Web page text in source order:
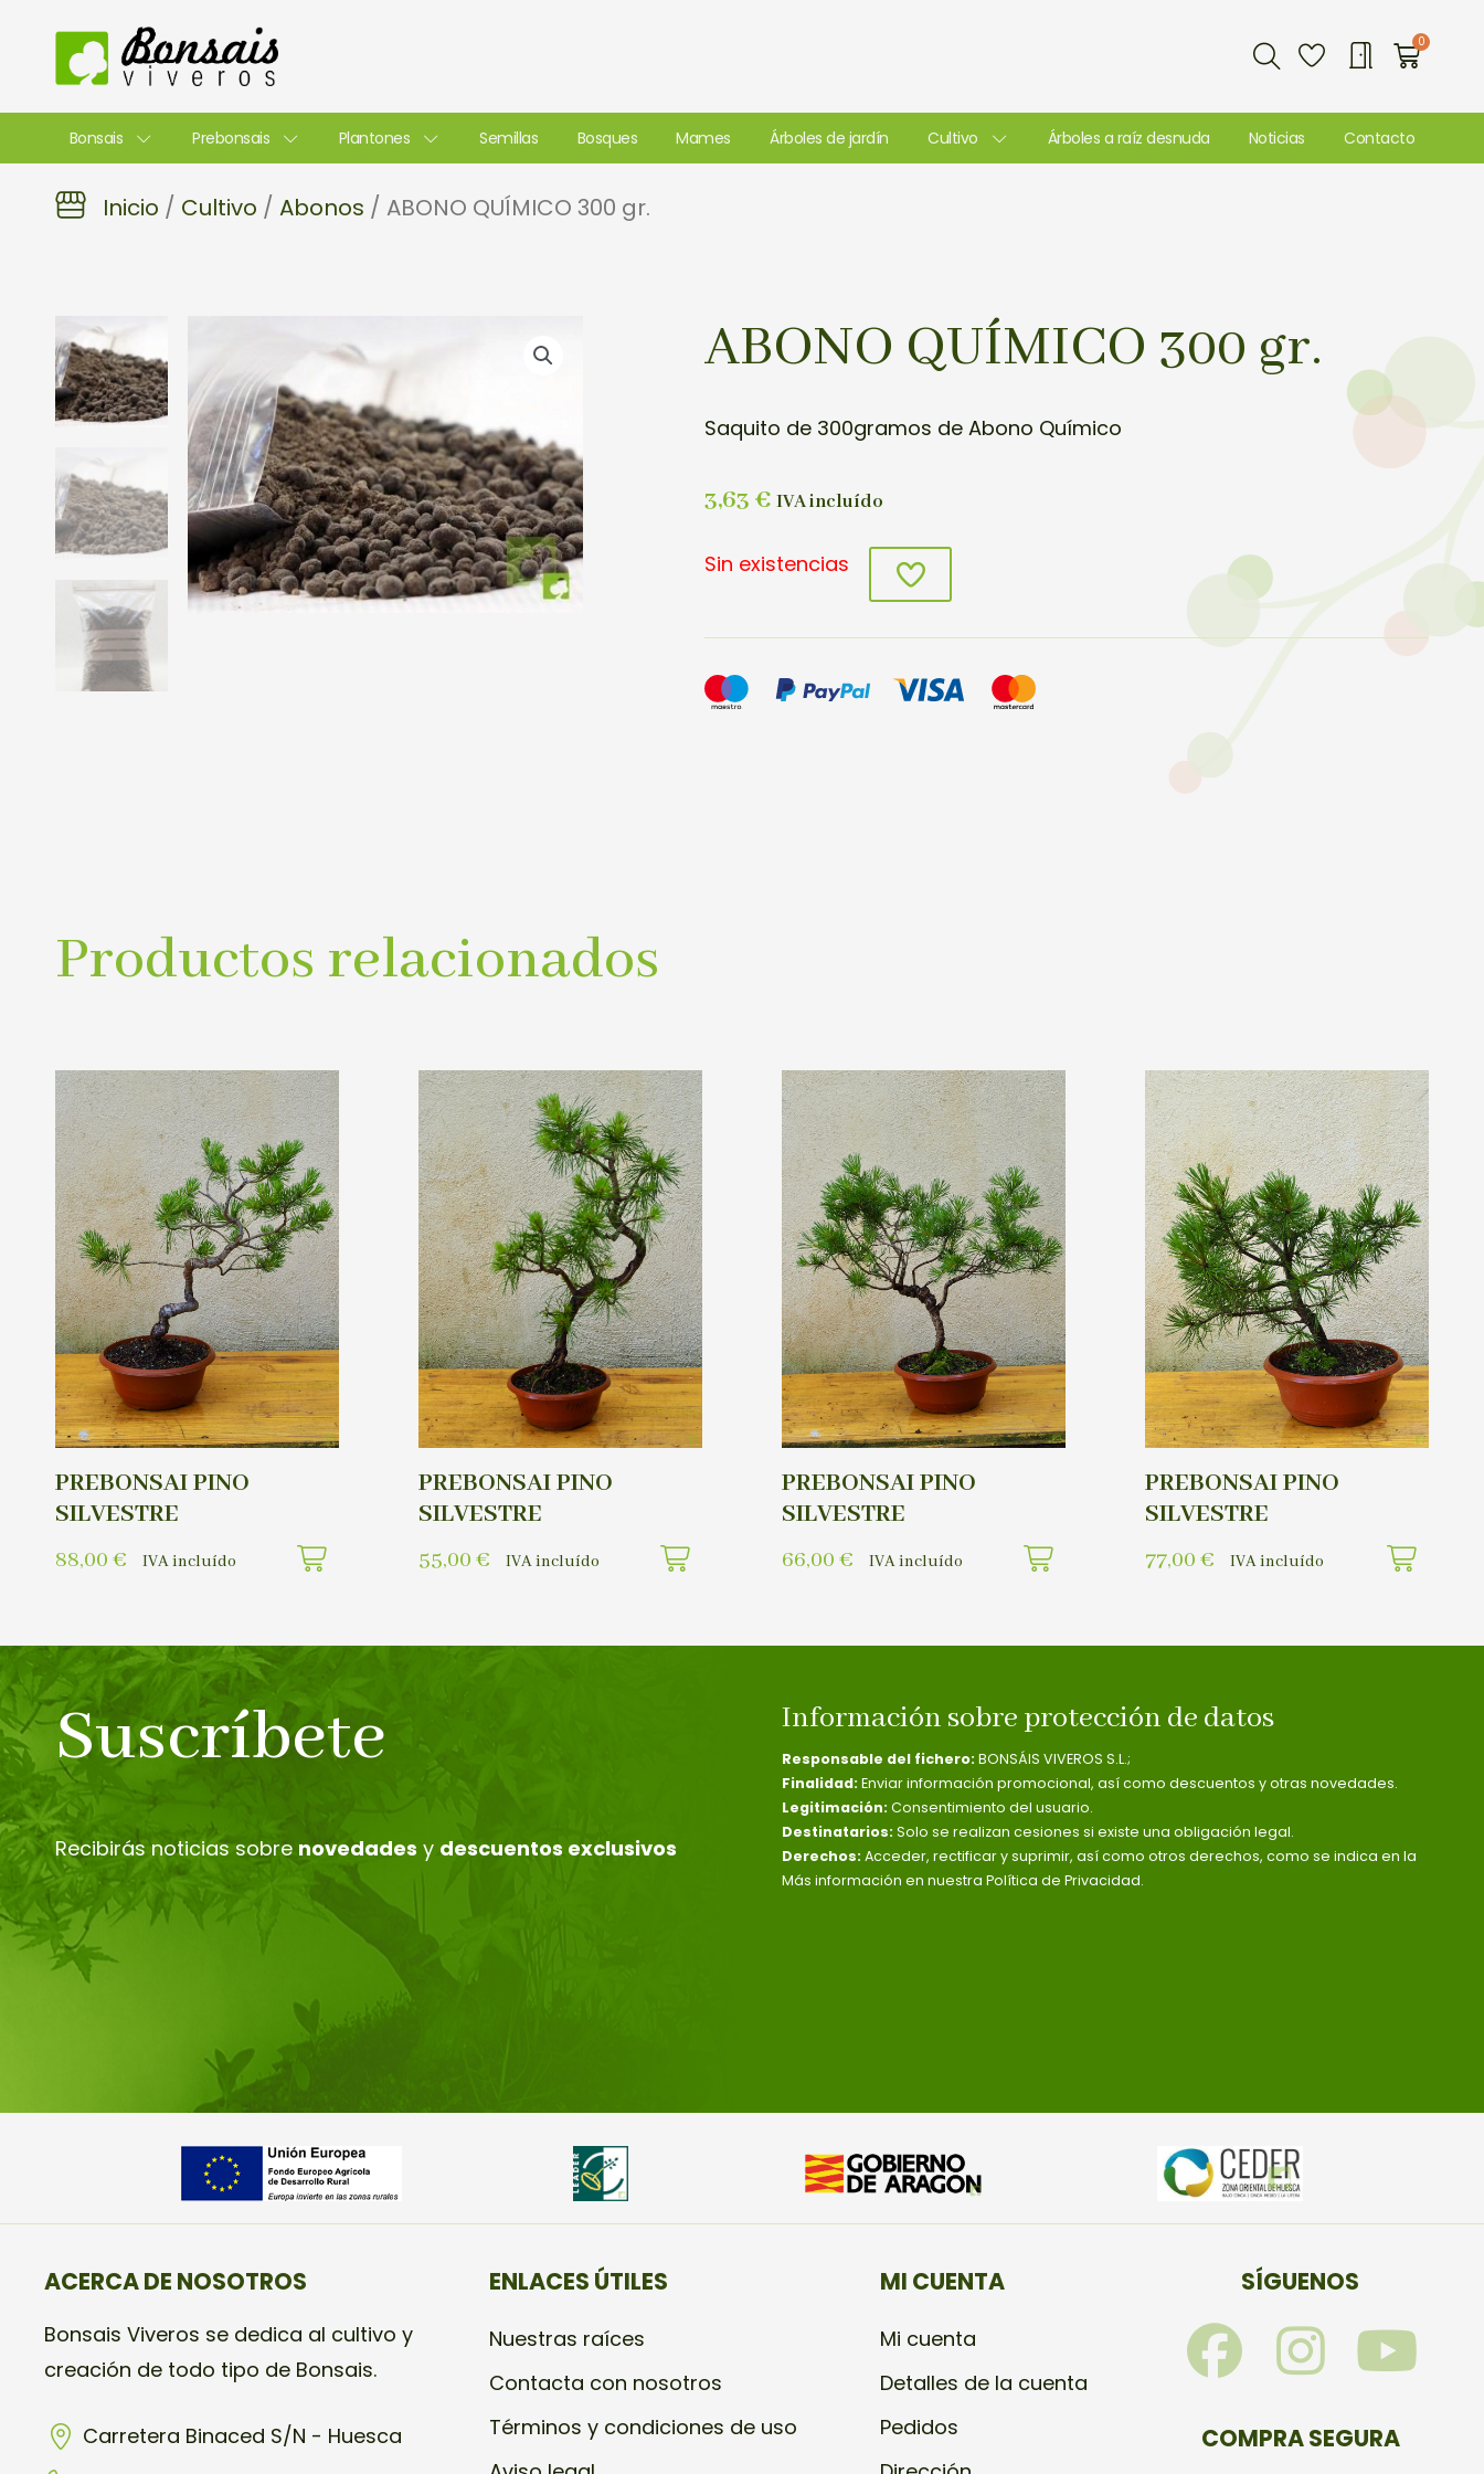
contenido
Buscar 0
Bonsais Prebonsais Plantones Semillas Bosques Mames Árboles de jardín Cultivo Árboles a raíz desnuda Noticias Contacto
Inicio / Cultivo / Abonos / ABONO QUÍMICO 300 gr.
ABONO QUÍMICO 300 gr.
Saquito de 300gramos de Abono Químico
3,63€ IVA incluído
Sin existencias
Productos relacionados
PREBONSAI PINO
SILVESTRE
88,00 € IVA incluído
PREBONSAI PINO
SILVESTRE
55,00 € IVA incluído
PREBONSAI PINO
SILVESTRE
66,00 € IVA incluído
PREBONSAI PINO
SILVESTRE
77,00 € IVA incluído
Suscríbete
Recibirás noticias sobre novedades y descuentos exclusivos
Información sobre protección de datos
Responsable del fichero: BONSÁIS VIVEROS S.L.;
Finalidad: Enviar información promocional, así como descuentos y otras novedades.
Legitimación: Consentimiento del usuario.
Destinatarios: Solo se realizan cesiones si existe una obligación legal.
Derechos: Acceder, rectificar y suprimir, así como otros derechos, como se indica en la
Más información en nuestra Política de Privacidad.
ACERCA DE NOSOTROS
Bonsais Viveros se dedica al cultivo y
creación de todo tipo de Bonsais.
Carretera Binaced S/N - Huesca
ENLACES ÚTILES
Nuestras raíces
Contacta con nosotros
Términos y condiciones de uso
MI CUENTA
Mi cuenta
Detalles de la cuenta
Pedidos
SÍGUENOS
F
a
c
I
n
s
Y
u
COMPRA SEGURA